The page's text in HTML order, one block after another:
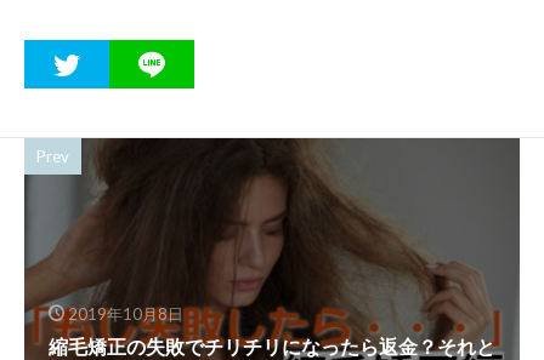
Prev
2019年10月8日
縮毛矯正の失敗でチリチリになったら返金？それと